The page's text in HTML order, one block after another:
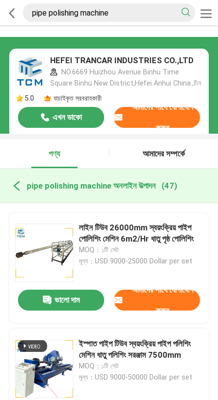
HEFEI TRANCAR INDUSTRIES CO.,LTD
NO.6669 Huizhou Avenue Binhu Time
Square Binhu New District,Hefei Anhui China.,চীন
5.0
যাচাইকৃত সরবরাহকারী
এখন ডাকো
আমাদের সাথে যোগাযোগ
করুন
পণ্য আমাদের সম্পর্কে
pipe polishing machine অনলাইন উত্পাদন (47)
লাইন টিউব 26000mm স্বয়ংক্রিয় পাইপ
পোলিশিং মেশিন 6m2/Hr ধাতু পৃষ্ঠ পোলিশিং
MOQ：১টি সেট
মূল্য：USD 9000-25000 Dollar per set
ভালো দাম
আমাদের সাথে যোগাযোগ
করুন
ইস্পাত পাইপ টিউব স্বয়ংক্রিয় পাইপ পলিশিং
মেশিন ধাতু পলিশিং সরঞ্জাম 7500mm
MOQ：১টি সেট
মূল্য：USD 9000-50000 Dollar per set